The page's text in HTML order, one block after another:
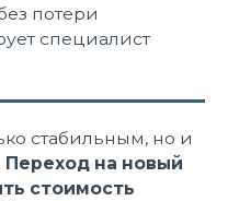
потери
специалист
стабильным, но и
Переход на новый
стоимость